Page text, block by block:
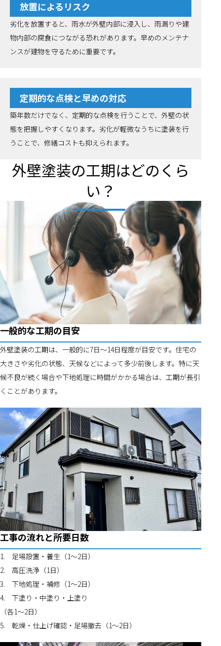
放置によるリスク
劣化を放置すると、雨水が外壁内部に浸入し、雨漏りや建
物内部の腐食につながる恐れがあります。早めのメンテナ
ンスが建物を守るために重要です。
定期的な点検と早めの対応
築年数だけでなく、定期的な点検を行うことで、外壁の状
態を把握しやすくなります。劣化が軽微なうちに塗装を行
うことで、修繕コストも抑えられます。
外壁塗装の工期はどのくら
い？
一般的な工期の目安
外壁塗装の工期は、一般的に7日〜14日程度が目安です。住宅の
大きさや劣化の状態、天候などによって多少前後します。特に天
候不良が続く場合や下地処理に時間がかかる場合は、工期が長引
くことがあります。
工事の流れと所要日数
1.	足場設置・養生（1〜2日）
2.	高圧洗浄（1日）
3.	下地処理・補修（1〜2日）
4.	下塗り・中塗り・上塗り
（各1〜2日）
5.	乾燥・仕上げ確認・足場撤去（1〜2日）